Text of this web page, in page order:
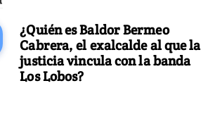
¿Quién es Baldor Bermeo
Cabrera, el exalcalde al que la
justicia vincula con la banda
Los Lobos?